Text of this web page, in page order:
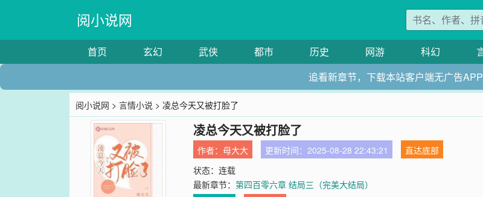
阅小说网
首页 玄幻 武侠 都市 历史 网游 科幻
追看新章节，下载本站客户端无广告APP
阅小说网 >言情小说 > 凌总今天又被打脸了
凌总今天又被打脸了
作者：母大大 更新时间：2025-08-28 22:43:21
直达底部
状态：连载
最新章节：第四百零六章 结局三（完美大结局）